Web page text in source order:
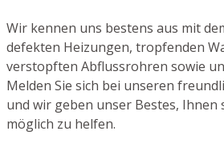
Wir kennen uns bestens aus mit
defekten Heizungen, tropfenden
verstopften Abflussrohren sowie
Melden Sie sich bei unseren
und wir geben unser Bestes, Ihnen
möglich zu helfen.